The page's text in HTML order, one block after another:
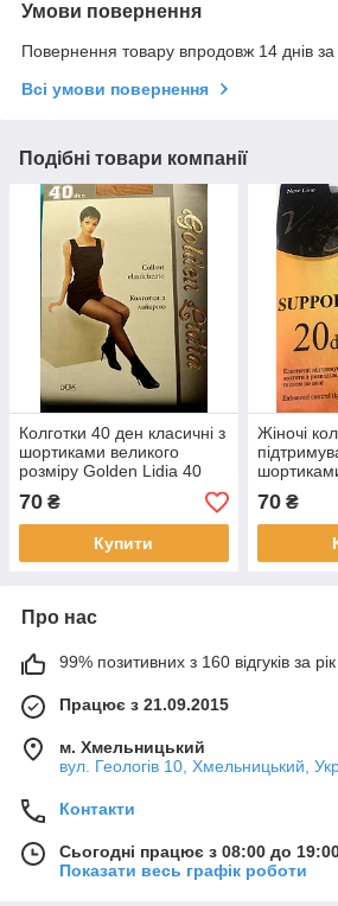
Умови повернення
Повернення товару впродовж 14 днів
Всі умови повернення
Подібні товари компанії
Колготки 40 ден класичні з
шортиками великого
розміру Golden Lidia 40
кольорів розмір 6
70 ₴
Купити
Жіночі
70₴
Про нас
99% позитивних з 160 відгуків за рік
Працює з 21.09.2015
м. Хмельницький
вул. Геологів 10, Хмельницький,
Контакти
Сьогодні працює з 08:00 до
Показати весь графік роботи